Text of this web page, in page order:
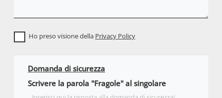
Ho preso visione della Privacy Policy
Domanda di sicurezza
Scrivere la parola "Fragole" al singolare